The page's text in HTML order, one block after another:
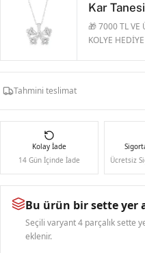
Kar
🎁 7000 TL VE
KOLYE HEDİYE
Tahmini teslimat
Kolay İade
14 Gün İçinde İade
Ücretsiz
Bu ürün bir sette yer
Seçili varyant 4 parçalık sette
eklenir.